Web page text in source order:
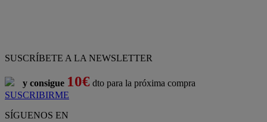
SUSCRÍBETE A LA NEWSLETTER
y consigue 10€ dto para la próxima compra
SUSCRIBIRME
SÍGUENOS EN